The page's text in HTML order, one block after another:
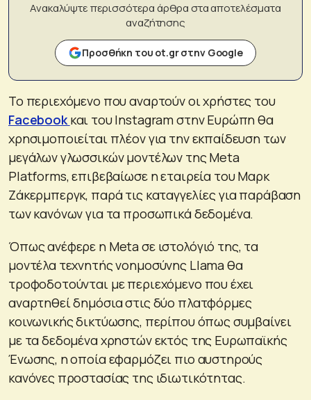
Ανακαλύψτε περισσότερα άρθρα στα αποτελέσματα
αναζήτησης
Προσθήκη του ot.gr στην Google
To περιεχόμενο που αναρτούν οι χρήστες του
Facebookκαι του Instagram στην Ευρώπη θα
χρησιμοποιείται πλέον για την εκπαίδευση των
μεγάλων γλωσσικών μοντέλων της Meta
Platforms, επιβεβαίωσε η εταιρεία του Μαρκ
Ζάκερμπεργκ, παρά τις καταγγελίες για παράβαση
των κανόνων για τα προσωπικά δεδομένα.
Όπως ανέφερε η Meta σε ιστολόγιό της, τα
μοντέλα τεχνητής νοημοσύνης Llama θα
τροφοδοτούνται με περιεχόμενο που έχει
αναρτηθεί δημόσια στις δύο πλατφόρμες
κοινωνικής δικτύωσης, περίπου όπως συμβαίνει
με τα δεδομένα χρηστών εκτός της Ευρωπαϊκής
Ένωσης, η οποία εφαρμόζει πιο αυστηρούς
κανόνες προστασίας της ιδιωτικότητας.